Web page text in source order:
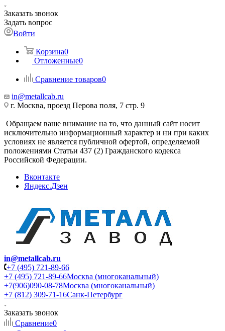
Заказать звонок
Задать вопрос
Войти
Корзина0
Отложенные0
Сравнение товаров0
in@metallcab.ru
г. Москва, проезд Перова поля, 7 стр. 9
Обращаем ваше внимание на то, что данный сайт носит
исключительно информационный характер и ни при каких
условиях не является публичной офертой, определяемой
положениями Статьи 437 (2) Гражданского кодекса
Российской Федерации.
Вконтакте
Яндекс.Дзен
in@metallcab.ru
+7 (495) 721-89-66
+7 (495) 721-89-66Москва (многоканальный)
+7(906)090-08-78Москва (многоканальный)
+7 (812) 309-71-16Санк-Петербург
Заказать звонок
Сравнение0